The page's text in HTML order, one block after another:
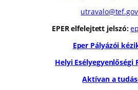
EPER elfelejtett jelszó:
Eper Pályázói
Helyi Esélyegyenlőségi
Aktívan a